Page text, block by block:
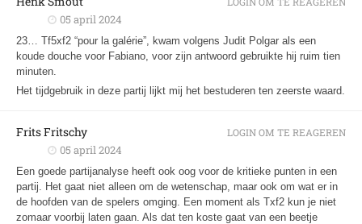
05 april 2024
23… Tf5xf2 “pour la galérie”, kwam volgens Judit Polgar als een
koude douche voor Fabiano, voor zijn antwoord gebruikte hij ruim tien
minuten.
Het tijdgebruik in deze partij lijkt mij het bestuderen ten zeerste waard.
Frits Fritschy
05 april 2024
Een goede partijanalyse heeft ook oog voor de kritieke punten in een
partij. Het gaat niet alleen om de wetenschap, maar ook om wat er in
de hoofden van de spelers omging. Een moment als Txf2 kun je niet
zomaar voorbij laten gaan. Als dat ten koste gaat van een beetje
LOGIN OM TE REAGEREN